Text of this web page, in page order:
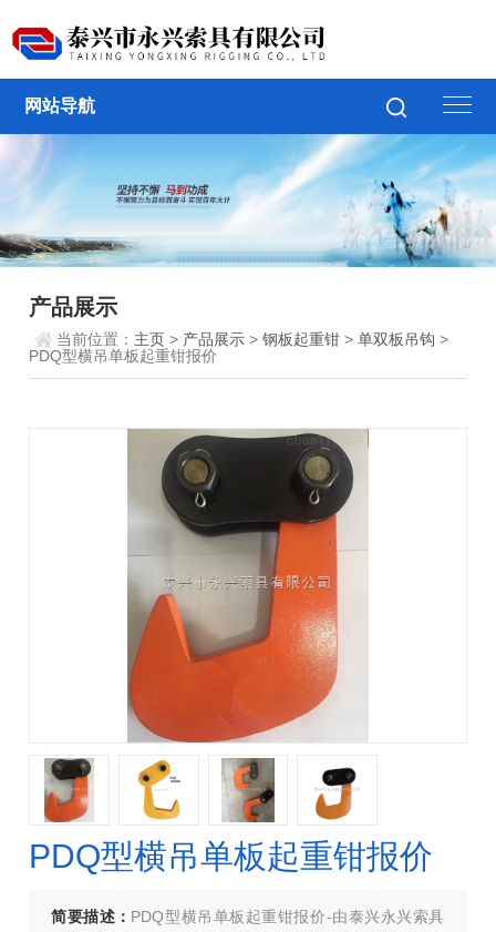
网站导航
产品展示
当前位置： 主页 > 产品展示 >钢板起重钳 >单双板吊钩 >
PDQ型横吊单板起重钳报价
PDQ型横吊单板起重钳报价
简要描述： PDQ型横吊单板起重钳报价-由泰兴永兴索具